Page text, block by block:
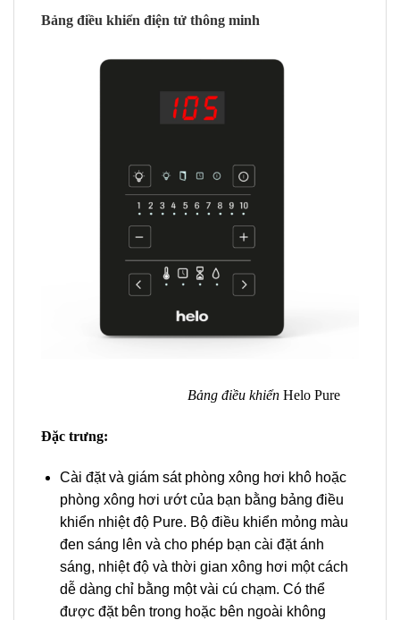
Bảng điều khiển điện tử thông minh
Bảng điều khiển Helo Pure
Đặc trưng:
Cài đặt và giám sát phòng xông hơi khô hoặc
phòng xông hơi ướt của bạn bằng bảng điều
khiển nhiệt độ Pure. Bộ điều khiển mỏng màu
đen sáng lên và cho phép bạn cài đặt ánh
sáng, nhiệt độ và thời gian xông hơi một cách
dễ dàng chỉ bằng một vài cú chạm. Có thể
được đặt bên trong hoặc bên ngoài không